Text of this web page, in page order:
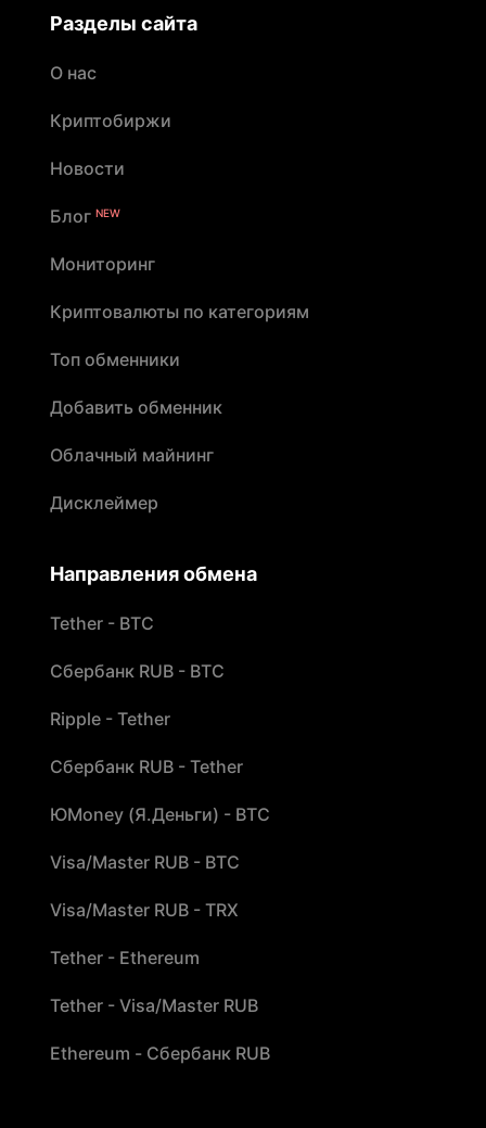
Разделы сайта
О нас
Криптобиржи
Новости
Блог NEW
Мониторинг
Криптовалюты по категориям
Топ обменники
Добавить обменник
Облачный майнинг
Дисклеймер
Направления обмена
Tether - BTC
Сбербанк RUB - BTC
Ripple - Tether
Сбербанк RUB - Tether
ЮMoney (Я.Деньги) - BTC
Visa/Master RUB - BTC
Visa/Master RUB - TRX
Tether - Ethereum
Tether - Visa/Master RUB
Ethereum - Сбербанк RUB